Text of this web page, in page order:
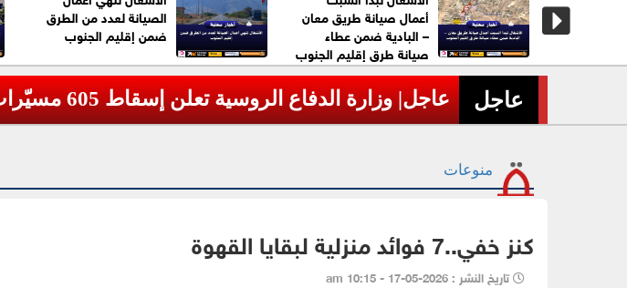
أعمال صيانة طريق معان
– البادية ضمن عطاء
صيانة طرق إقليم الجنوب
الصيانة لعدد من الطرق
ضمن إقليم الجنوب
عاجل عاجل| وزارة الدفاع الروسية تعلن إسقاط 605 مسيّرات أوكرانية خلال الليل
منوعات
كنز خفي..7 فوائد منزلية لبقايا القهوة
تاريخ النشر : 2026-05-17 - 10:15 am